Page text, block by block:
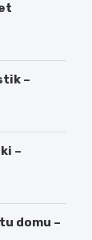
–
–
domu –